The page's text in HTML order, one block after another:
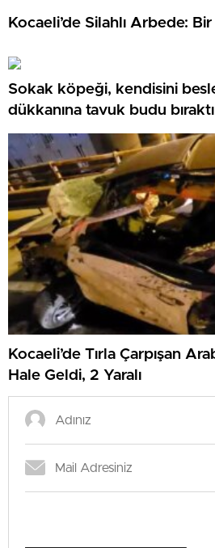
Kocaeli’de Silahlı Arbede: Bir
Sokak köpeği, kendisini
dükkanına tavuk budu bıraktı
Kocaeli’de Tırla Çarpışan
Hale Geldi, 2 Yaralı